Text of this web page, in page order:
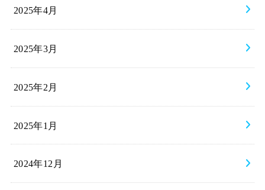
2025年4月
2025年3月
2025年2月
2025年1月
2024年12月